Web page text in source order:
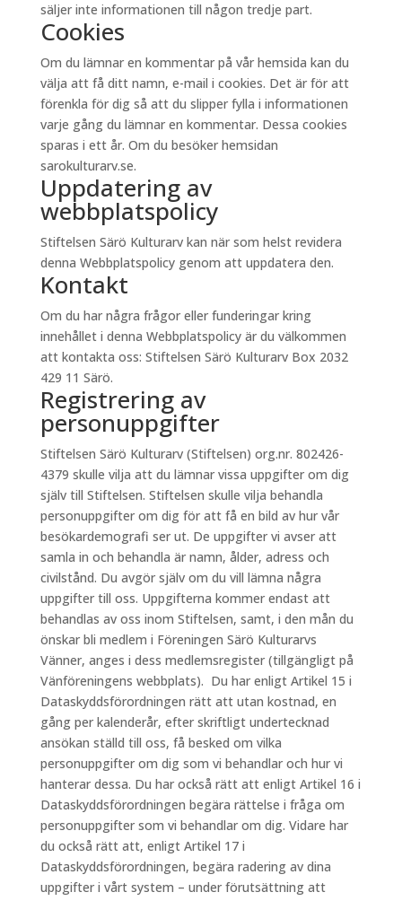
säljer inte informationen till någon tredje part.
Cookies
Om du lämnar en kommentar på vår hemsida kan du
välja att få ditt namn, e-mail i cookies. Det är för att
förenkla för dig så att du slipper fylla i informationen
varje gång du lämnar en kommentar. Dessa cookies
sparas i ett år. Om du besöker hemsidan
sarokulturarv.se.
Uppdatering av
webbplatspolicy
Stiftelsen Särö Kulturarv kan när som helst revidera
denna Webbplatspolicy genom att uppdatera den.
Kontakt
Om du har några frågor eller funderingar kring
innehållet i denna Webbplatspolicy är du välkommen
att kontakta oss: Stiftelsen Särö Kulturarv Box 2032
429 11 Särö.
Registrering av
personuppgifter
Stiftelsen Särö Kulturarv (Stiftelsen) org.nr. 802426-
4379 skulle vilja att du lämnar vissa uppgifter om dig
själv till Stiftelsen. Stiftelsen skulle vilja behandla
personuppgifter om dig för att få en bild av hur vår
besökardemografi ser ut. De uppgifter vi avser att
samla in och behandla är namn, ålder, adress och
civilstånd. Du avgör själv om du vill lämna några
uppgifter till oss. Uppgifterna kommer endast att
behandlas av oss inom Stiftelsen, samt, i den mån du
önskar bli medlem i Föreningen Särö Kulturarvs
Vänner, anges i dess medlemsregister (tillgängligt på
Vänföreningens webbplats). Du har enligt Artikel 15 i
Dataskyddsförordningen rätt att utan kostnad, en
gång per kalenderår, efter skriftligt undertecknad
ansökan ställd till oss, få besked om vilka
personuppgifter om dig som vi behandlar och hur vi
hanterar dessa. Du har också rätt att enligt Artikel 16 i
Dataskyddsförordningen begära rättelse i fråga om
personuppgifter som vi behandlar om dig. Vidare har
du också rätt att, enligt Artikel 17 i
Dataskyddsförordningen, begära radering av dina
uppgifter i vårt system – under förutsättning att